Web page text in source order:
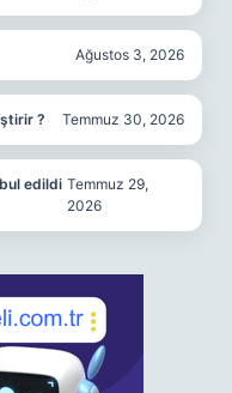
Ağustos 3, 2026
? Temmuz 30, 2026
edildi Temmuz 29,
2026